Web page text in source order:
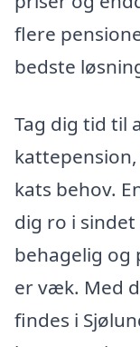
flere
bedste
Tag dig tid til
kats behov.
dig ro i
behagelig og
er væk. Med
findes i